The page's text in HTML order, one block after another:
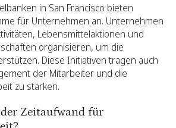
in San Francisco bieten
für Unternehmen an. Unternehmen
Lebensmittelaktionen und
organisieren, um die
Diese Initiativen tragen auch
der Mitarbeiter und die
zu stärken.
Zeitaufwand für